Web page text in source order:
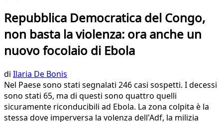
Repubblica Democratica del Congo,
non basta la violenza: ora anche un
nuovo focolaio di Ebola
di Ilaria De Bonis
Nel Paese sono stati segnalati 246 casi sospetti. I decessi
sono stati 65, ma di questi sono quattro quelli
sicuramente riconducibili ad Ebola. La zona colpita è la
stessa dove imperversa la volenza dell'Adf, la milizia